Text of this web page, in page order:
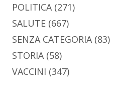
POLITICA(271)
SALUTE (667)
SENZA CATEGORIA(83)
STORIA(58)
VACCINI (347)